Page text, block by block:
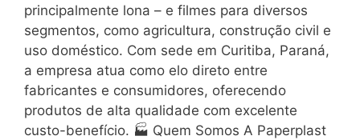
principalmente lona – e filmes para diversos
segmentos, como agricultura, construção civil e
uso doméstico. Com sede em Curitiba, Paraná,
a empresa atua como elo direto entre
fabricantes e consumidores, oferecendo
produtos de alta qualidade com excelente
custo-benefício. 🏭 Quem Somos A Paperplast